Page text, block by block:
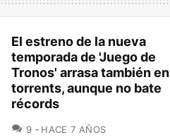
El estreno de la nueva
temporada de 'Juego de
Tronos' arrasa también en
torrents, aunque no bate
récords
9 COMENTARIOS
HACE 7 AÑOS